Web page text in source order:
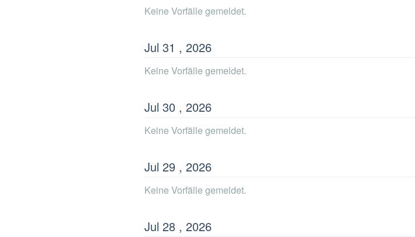
Keine Vorfälle gemeldet.
Jul 31 , 2026
Keine Vorfälle gemeldet.
Jul 30 , 2026
Keine Vorfälle gemeldet.
Jul 29 , 2026
Keine Vorfälle gemeldet.
Jul 28 , 2026